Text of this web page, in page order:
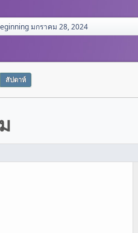
มกราคม 28, 2024
สัปดาห์